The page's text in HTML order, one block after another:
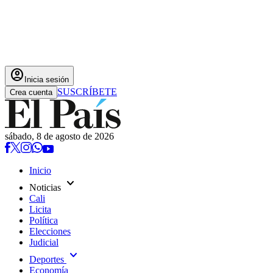
account_circle Inicia sesión
Crea cuenta SUSCRÍBETE
sábado, 8 de agosto de 2026
Inicio
Noticias expand_more
Cali
Licita
Política
Elecciones
Judicial
Deportes expand_more
Economía